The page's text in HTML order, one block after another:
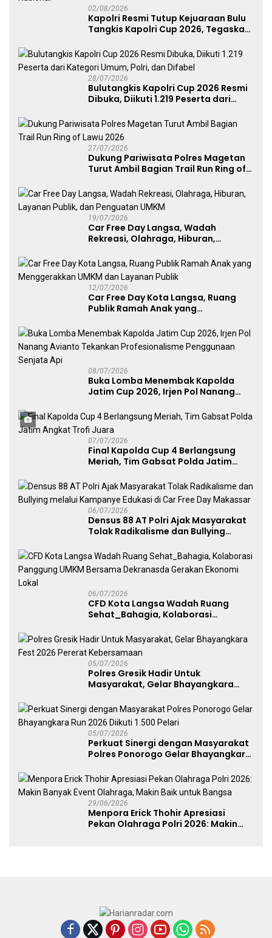
02/08/2026
Kapolri Resmi Tutup Kejuaraan Bulu
Tangkis Kapolri Cup 2026, Tegaskan
Atlet Nasional
28/07/2026
Bulutangkis Kapolri Cup 2026 Resmi
Dibuka, Diikuti 1.219 Peserta dari
27/07/2026
Dukung Pariwisata Polres Magetan
Turut Ambil Bagian Trail Run Ring of
19/07/2026
Car Free Day Langsa, Wadah
Rekreasi, Olahraga, Hiburan,
UMKM
12/07/2026
Car Free Day Kota Langsa, Ruang
Publik Ramah Anak yang
Publik
08/07/2026
Buka Lomba Menembak Kapolda
Jatim Cup 2026, Irjen Pol Nanang
Penggunaan Senjata Api
07/07/2026
Final Kapolda Cup 4 Berlangsung
Meriah, Tim Gabsat Polda Jatim
06/07/2026
Densus 88 AT Polri Ajak Masyarakat
Tolak Radikalisme dan Bullying
Free Day Makassar
06/07/2026
CFD Kota Langsa Wadah Ruang
Sehat_Bahagia, Kolaborasi
Dekranasda Gerakan Ekonomi Lokal
05/07/2026
Polres Gresik Hadir Untuk
Masyarakat, Gelar Bhayangkara
05/07/2026
Perkuat Sinergi dengan Masyarakat
Polres Ponorogo Gelar Bhayangkara
29/06/2026
Menpora Erick Thohir Apresiasi
Pekan Olahraga Polri 2026: Makin